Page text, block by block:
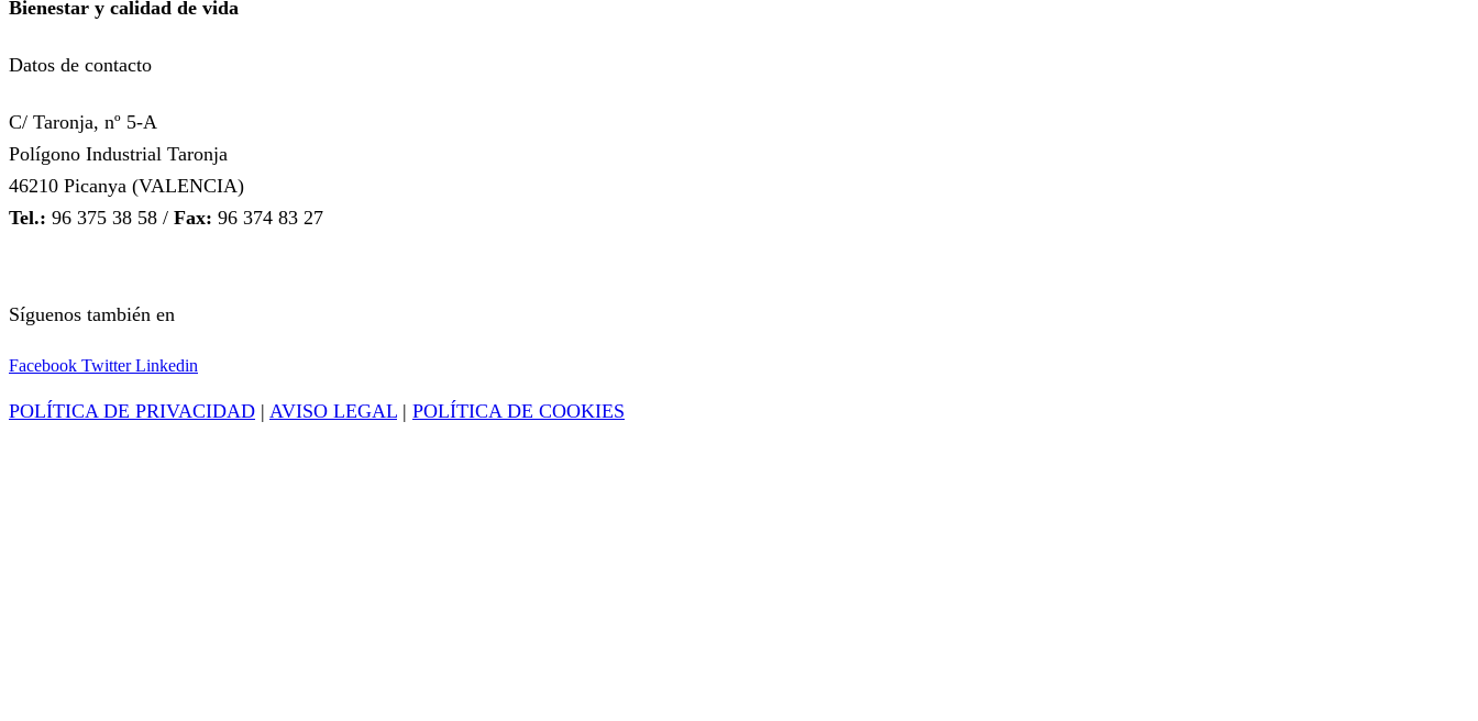
Bienestar y calidad de vida
Datos de contacto
C/ Taronja, nº 5-A
Polígono Industrial Taronja
46210 Picanya (VALENCIA)
Tel.: 96 375 38 58 / Fax: 96 374 83 27
Síguenos también en
Facebook Twitter Linkedin
POLÍTICA DE PRIVACIDAD | AVISO LEGAL | POLÍTICA DE COOKIES